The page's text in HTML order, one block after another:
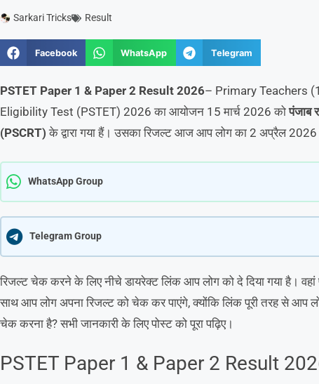
Sarkari Tricks Result
Facebook WhatsApp Telegram
PSTET Paper 1 & Paper 2 Result 2026– Primary Teachers
Eligibility Test (PSTET) 2026 का आयोजन 15 मार्च 2026 कोपंजाब
(PSCRT) के द्वारा गया हैं। उसका रिजल्ट आज आप लोग का 2 अप्रैल 2026
WhatsApp Group
Telegram Group
रिजल्ट चेक करने के लिए नीचे डायरेक्ट लिंक आप लोग को दे दिया गया है।
साथ आप लोग अपना रिजल्ट को चेक कर पाएंगे, क्योंकि लिंक पूरी तरह से आप
चेक करना है? सभी जानकारी के लिए पोस्ट को पूरा पढ़िए।
PSTET Paper 1 & Paper 2 Result